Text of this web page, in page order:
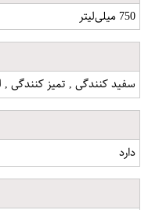
750 میلی‌لیتر
سفید کنندگی , تمیز کنندگی ,
دارد